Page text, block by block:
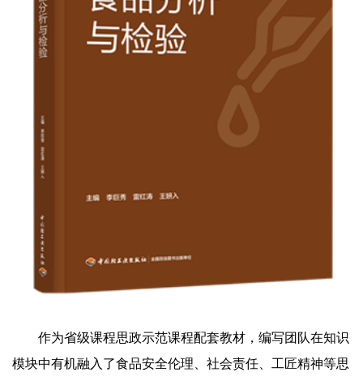
作为省级课程思政示范课程配套教材，编写团队在知识
模块中有机融入了食品安全伦理、社会责任、工匠精神等思